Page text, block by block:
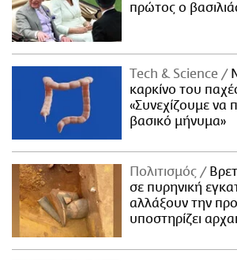
πρώτος ο
Τech & Science
καρκίνο του
«Συνεχίζουμε να
βασικό μήνυμα»
Πολιτισμός
σε πυρηνική
αλλάξουν την
υποστηρίζει